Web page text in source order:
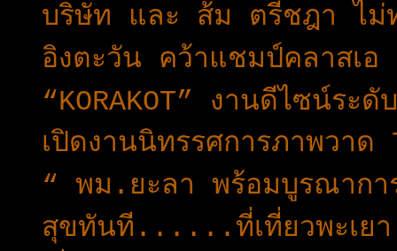
บริษัท และ ส้ม ตรีชฎา ไ
อิงตะวัน คว้าแชมป์คลาสเอ
“KORAKOT” งานดีไซน์ร
เปิดงานนิทรรศการภาพว
“ พม.ยะลา พร้อมบูรณาก
สุขทันที......ที่เที่ยวพะเ